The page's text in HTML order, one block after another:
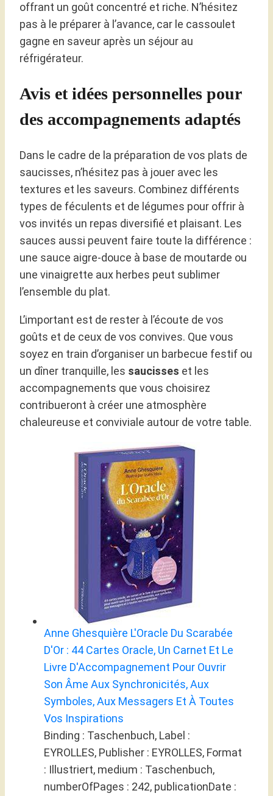
offrant un goût concentré et riche. N’hésitez
pas à le préparer à l’avance, car le cassoulet
gagne en saveur après un séjour au
réfrigérateur.
Avis et idées personnelles pour
des accompagnements adaptés
Dans le cadre de la préparation de vos plats de
saucisses, n’hésitez pas à jouer avec les
textures et les saveurs. Combinez différents
types de féculents et de légumes pour offrir à
vos invités un repas diversifié et plaisant. Les
sauces aussi peuvent faire toute la différence :
une sauce aigre-douce à base de moutarde ou
une vinaigrette aux herbes peut sublimer
l’ensemble du plat.
L’important est de rester à l’écoute de vos
goûts et de ceux de vos convives. Que vous
soyez en train d’organiser un barbecue festif ou
un dîner tranquille, les saucisses et les
accompagnements que vous choisirez
contribueront à créer une atmosphère
chaleureuse et conviviale autour de votre table.
Anne Ghesquière L'Oracle Du Scarabée
D'Or : 44 Cartes Oracle, Un Carnet Et Le
Livre D'Accompagnement Pour Ouvrir
Son Âme Aux Synchronicités, Aux
Symboles, Aux Messagers Et À Toutes
Vos Inspirations
Binding : Taschenbuch, Label :
EYROLLES, Publisher : EYROLLES, Format
: Illustriert, medium : Taschenbuch,
numberOfPages : 242, publicationDate :